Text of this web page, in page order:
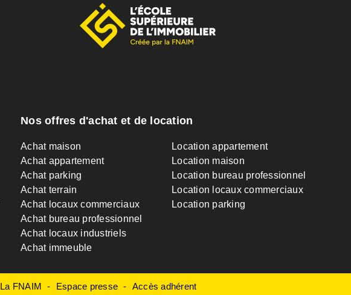
Nos offres d'achat et de location
Achat maison
Achat appartement
Achat parking
Achat terrain
Achat locaux commerciaux
Achat bureau professionnel
Achat locaux industriels
Achat immeuble
Location appartement
Location maison
Location bureau professionnel
Location locaux commerciaux
Location parking
La FNAIM Espace presse Accès adhérent